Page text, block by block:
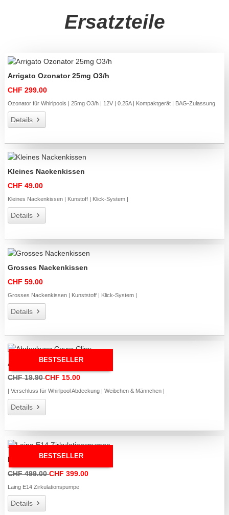
Ersatzteile
Arrigato Ozonator 25mg O3/h
CHF 299.00
Ozonator für Whirlpools | 25mg O3/h | 12V | 0.25A | Kompaktgerät | BAG-Zulassung
Details
Kleines Nackenkissen
CHF 49.00
Kleines Nackenkissen | Kunstoff | Klick-System |
Details
Grosses Nackenkissen
CHF 59.00
Grosses Nackenkissen | Kunststoff | Klick-System |
Details
BESTSELLER
Abdeckung Cover Clips
CHF 19.90CHF 15.00
| Verschluss für Whirlpool Abdeckung | Weibchen & Männchen |
Details
BESTSELLER
Laing E14 Zirkulationspumpe
CHF 499.00CHF 399.00
Laing E14 Zirkulationspumpe
Details